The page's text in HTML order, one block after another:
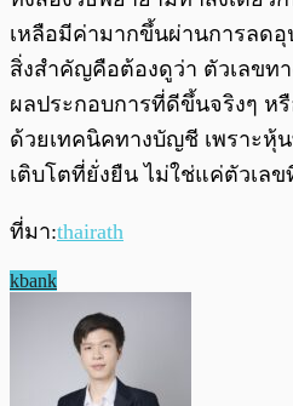
เหลือมีค่ามากขึ้นผ่านการลด
สิ่งสำคัญคือต้องดูว่า ตัวเลขท
ผลประกอบการที่ดีขึ้นจริงๆ ห
ด้วยเทคนิคทางบัญชี เพราะหุ้
เติบโตที่ยั่งยืน ไม่ใช่แค่ตัวเล
ที่มา:thairath
kbank